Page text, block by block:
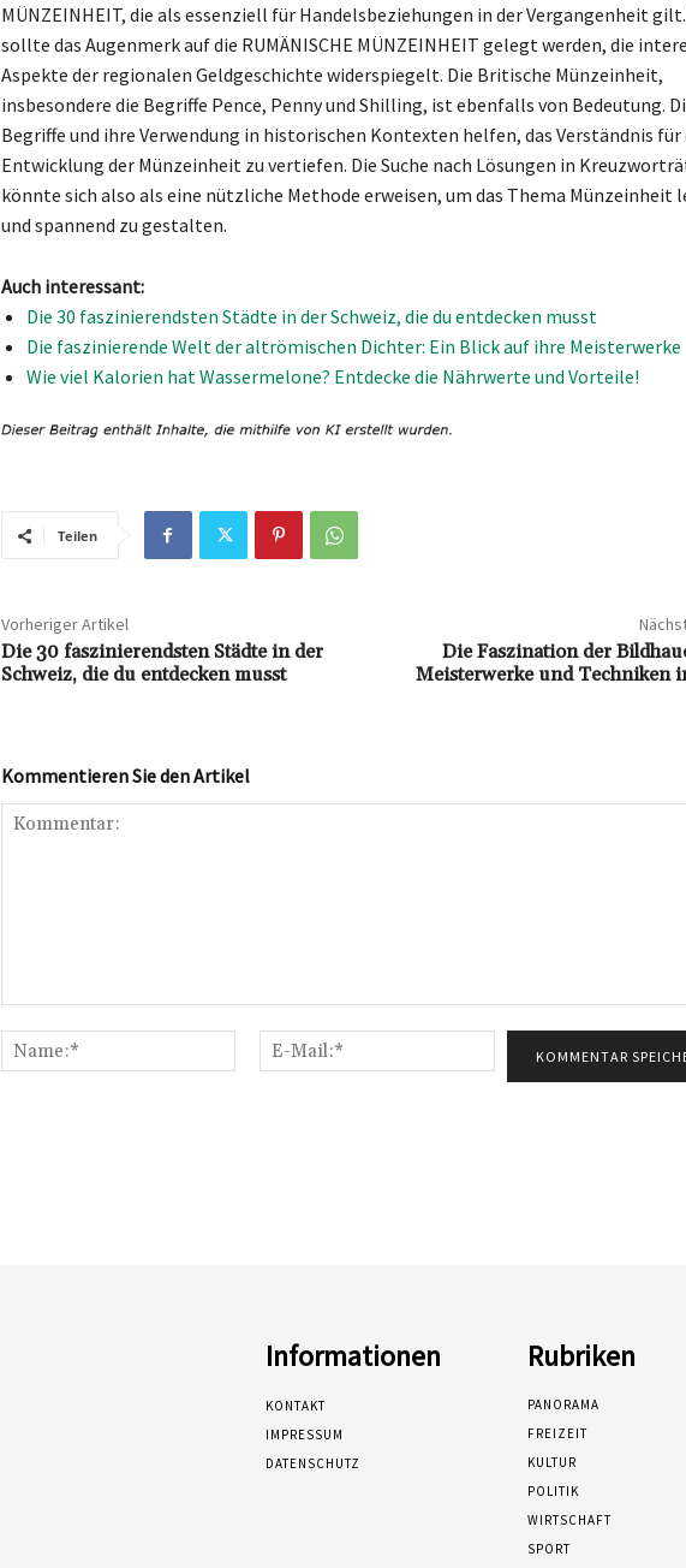
MÜNZEINHEIT, die als essenziell für Handelsbeziehungen in der Vergangenheit
sollte das Augenmerk auf die RUMÄNISCHE MÜNZEINHEIT gelegt werden, die
Aspekte der regionalen Geldgeschichte widerspiegelt. Die Britische Münzeinheit,
insbesondere die Begriffe Pence, Penny und Shilling, ist ebenfalls von Bedeutung.
Begriffe und ihre Verwendung in historischen Kontexten helfen, das Verständnis für
Entwicklung der Münzeinheit zu vertiefen. Die Suche nach Lösungen in
könnte sich also als eine nützliche Methode erweisen, um das Thema Münzeinheit
und spannend zu gestalten.
Auch interessant:
Die 30 faszinierendsten Städte in der Schweiz, die du entdecken musst
Die faszinierende Welt der altrömischen Dichter: Ein Blick auf ihre Meisterwerke
Wie viel Kalorien hat Wassermelone? Entdecke die Nährwerte und Vorteile!
Teilen
Vorheriger Artikel
Die 30 faszinierendsten Städte in der
Schweiz, die du entdecken musst
Die Faszination der
Meisterwerke und Techniken
Kommentieren Sie den Artikel
Name:*
Mail:*
Informationen
KONTAKT
IMPRESSUM
DATENSCHUTZ
Rubriken
PANORAMA
FREIZEIT
KULTUR
POLITIK
WIRTSCHAFT
SPORT